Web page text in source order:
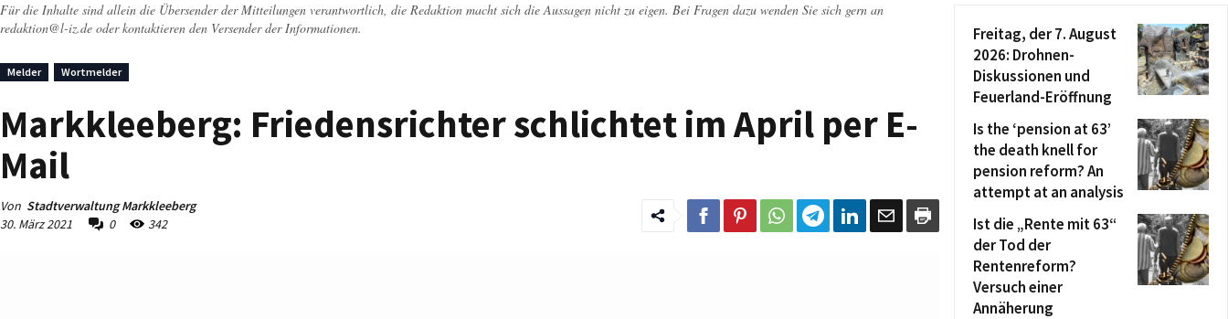
Für die Inhalte sind allein die Übersender der Mitteilungen verantwortlich, die Redaktion macht sich die Aussagen nicht zu eigen. Bei Fragen dazu wenden Sie sich gern an
redaktion@l-iz.de oder kontaktieren den Versender der Informationen.
Melder Wortmelder
Markkleeberg: Friedensrichter schlichtet im April per E-
Mail
Von Stadtverwaltung Markkleeberg
30. März 2021
0 342
Freitag, der 7. August
2026: Drohnen-
Diskussionen und
Feuerland-Eröffnung
Is the ‘pension at 63’
the death knell for
pension reform? An
attempt at an analysis
Ist die „Rente mit 63“
der Tod der
Rentenreform?
Versuch einer
Annäherung